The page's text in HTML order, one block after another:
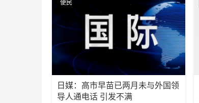
便民
日媒：高市早苗已两月未与外国领
导人通电话 引发不满